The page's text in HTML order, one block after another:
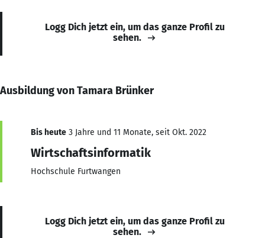
Logg Dich jetzt ein, um das ganze Profil zu
sehen.
Ausbildung von Tamara Brünker
Bis heute 3 Jahre und 11 Monate, seit Okt. 2022
Wirtschaftsinformatik
Hochschule Furtwangen
Logg Dich jetzt ein, um das ganze Profil zu
sehen.